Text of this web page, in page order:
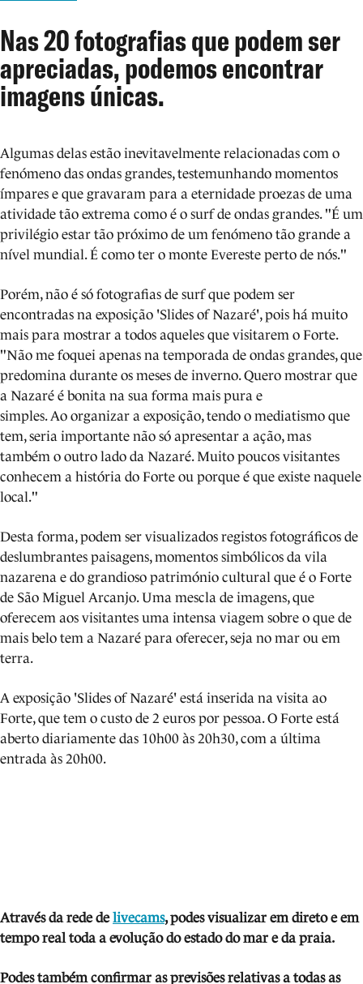
Nas 20 fotografias que podem ser
apreciadas, podemos encontrar
imagens únicas.
Algumas delas estão inevitavelmente relacionadas com o
fenómeno das ondas grandes, testemunhando momentos
ímpares e que gravaram para a eternidade proezas de uma
atividade tão extrema como é o surf de ondas grandes. "É um
privilégio estar tão próximo de um fenómeno tão grande a
nível mundial. É como ter o monte Evereste perto de nós."
Porém, não é só fotografias de surf que podem ser
encontradas na exposição 'Slides of Nazaré', pois há muito
mais para mostrar a todos aqueles que visitarem o Forte.
"Não me foquei apenas na temporada de ondas grandes, que
predomina durante os meses de inverno. Quero mostrar que
a Nazaré é bonita na sua forma mais pura e
simples. Ao organizar a exposição, tendo o mediatismo que
tem, seria importante não só apresentar a ação, mas
também o outro lado da Nazaré. Muito poucos visitantes
conhecem a história do Forte ou porque é que existe naquele
local."
Desta forma, podem ser visualizados registos fotográficos de
deslumbrantes paisagens, momentos simbólicos da vila
nazarena e do grandioso património cultural que é o Forte
de São Miguel Arcanjo. Uma mescla de imagens, que
oferecem aos visitantes uma intensa viagem sobre o que de
mais belo tem a Nazaré para oferecer, seja no mar ou em
terra.
A exposição 'Slides of Nazaré' está inserida na visita ao
Forte, que tem o custo de 2 euros por pessoa. O Forte está
aberto diariamente das 10h00 às 20h30, com a última
entrada às 20h00.
Através da rede delivecams, podes visualizar em direto e em
tempo real toda a evolução do estado do mar e da praia.
Podes também confirmar as previsões relativas a todas as